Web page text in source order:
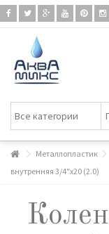
Металлопластик
внутренняя 3/4"х20 (2.0)